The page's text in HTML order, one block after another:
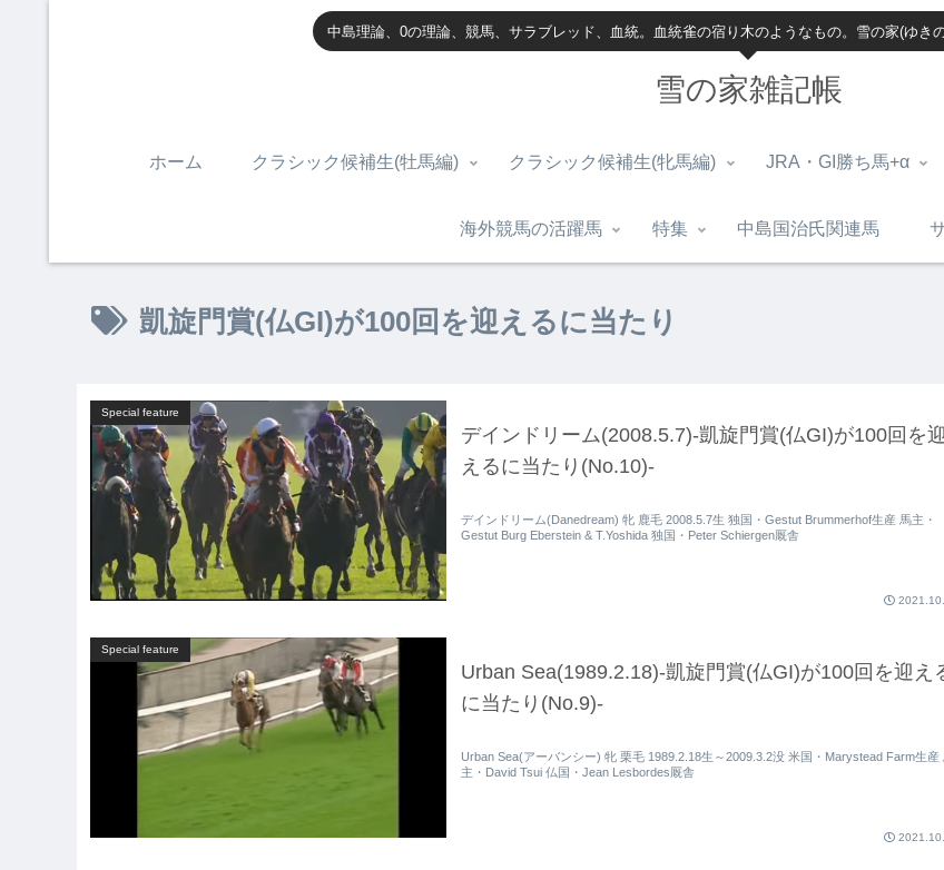
中島理論、0の理論、競馬、サラブレッド、血統。血統雀の宿り木のようなもの。雪の家(ゆき
雪の家雑記帳
ホーム クラシック候補生(牡馬編) クラシック候補生(牝馬編) JRA・GI勝ち馬+α
海外競馬の活躍馬 特集 中島国治氏関連馬
凱旋門賞(仏GI)が100回を迎えるに当たり
Special feature
デインドリーム(2008.5.7)-凱旋門賞(仏GI)が100回を迎
えるに当たり(No.10)-
デインドリーム(Danedream) 牝 鹿毛 2008.5.7生 独国・Gestut Brummerhof生産 馬主・
Gestut Burg Eberstein & T.Yoshida 独国・Peter Schiergen厩舎
Special feature
Urban Sea(1989.2.18)-凱旋門賞(仏GI)が100回を迎え
に当たり(No.9)-
Urban Sea(アーバンシー) 牝 栗毛 1989.2.18生～2009.3.2没 米国・Marystead Farm生産
主・David Tsui 仏国・Jean Lesbordes厩舎